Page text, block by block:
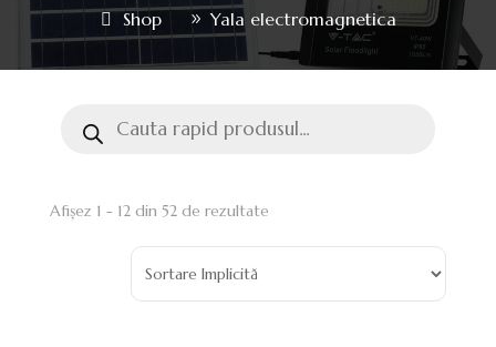
Shop Yala electromagnetica
Afișez 1 - 12 din 52 de rezultate